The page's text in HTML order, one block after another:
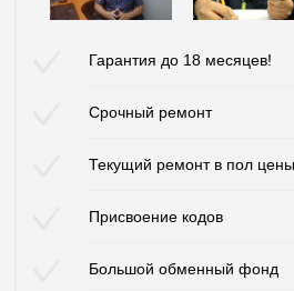
Гарантия до 18 месяцев!
Срочный ремонт
Текущий ремонт в пол цены
Присвоение кодов
Большой обменный фонд